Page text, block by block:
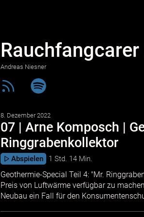
Rauchfangcarer
Andreas Niesner
8. Dezember 2022
07 | Arne Komposch |
Ringgrabenkollektor
Abspielen 1 Std. 14 Min.
Geothermie-Special Teil 4: "Mr.
Preis von Luftwärme verfügbar zu
Neubau ein Fall für den